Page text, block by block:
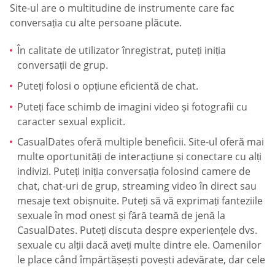
Site-ul are o multitudine de instrumente care fac
conversația cu alte persoane plăcute.
În calitate de utilizator înregistrat, puteți iniția
conversații de grup.
Puteți folosi o opțiune eficientă de chat.
Puteți face schimb de imagini video și fotografii cu
caracter sexual explicit.
СasualDates oferă multiple beneficii. Site-ul oferă mai
multe oportunități de interacțiune și conectare cu alți
indivizi. Puteți iniția conversația folosind camere de
chat, chat-uri de grup, streaming video în direct sau
mesaje text obișnuite. Puteți să vă exprimați fanteziile
sexuale în mod onest și fără teamă de jenă la
СasualDates. Puteți discuta despre experiențele dvs.
sexuale cu alții dacă aveți multe dintre ele. Oamenilor
le place când împărtășești povești adevărate, dar cele